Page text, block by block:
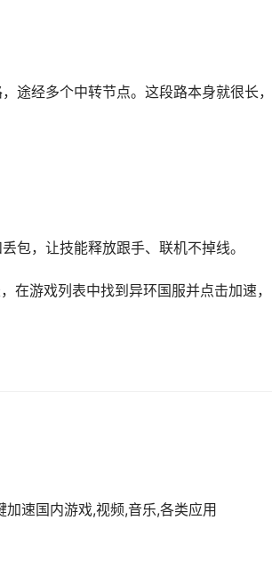
途经多个中转节点。这段路本身就很长，
包，让技能释放跟手、联机不掉线。
在游戏列表中找到异环国服并点击加速，
速国内游戏,视频,音乐,各类应用